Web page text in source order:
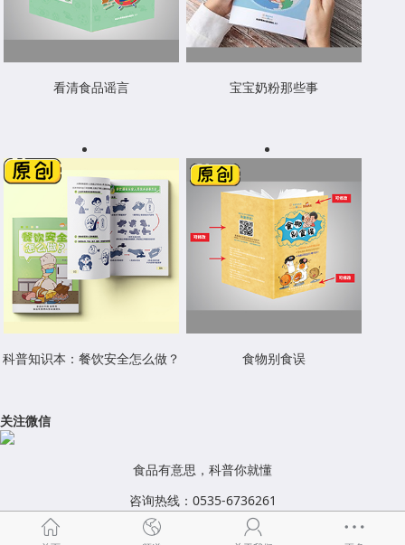
看清食品谣言 宝宝奶粉那些事
科普知识本：餐饮安全怎么做？ 食物别食误
关注微信
食品有意思，科普你就懂
咨询热线：0535-6736261